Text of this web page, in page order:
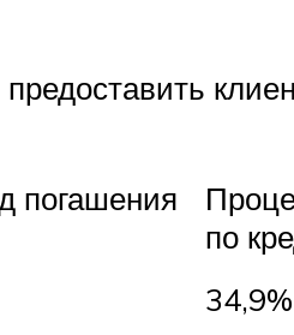
погашения
по